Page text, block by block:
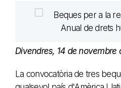
Divendres, 14 de novembre
La convocatòria de tres